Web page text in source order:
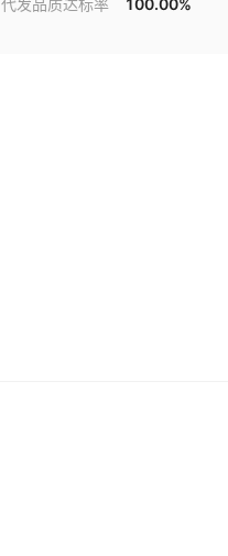
代发品质达标率
100.00%